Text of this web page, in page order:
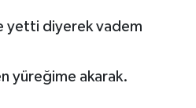
yetti diyerek vadem
yüreğime akarak.